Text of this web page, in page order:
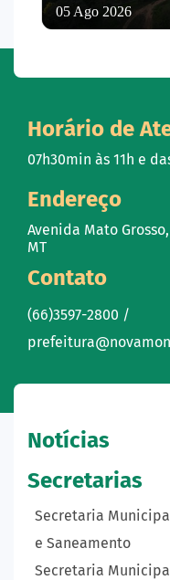
05 Ago 2026
Horário de
07h30min às 11h e
Endereço
Avenida Mato
MT
Contato
(66)3597-2800 /
Notícias
Secretarias
Secretaria
e Saneamento
Secretaria